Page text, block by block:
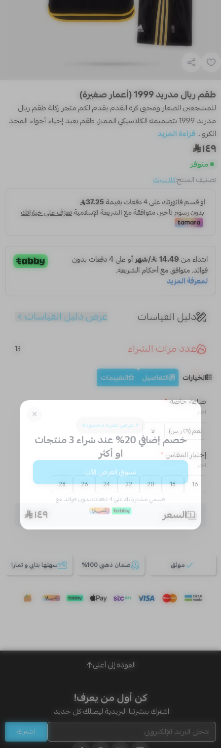
طقم ريال مدريد 1999 (أعمار صغيرة)
للمشجعين الصغار ومحبي كرة القدم يقدم لكم متجر ركلة طقم ريال
مدريد 1999 بتصميمه الكلاسيكي المميز، طقم يعيد إحياء أجواء المجد
الكرو...قراءة المزيد
١٤٩
متوفر
تصنيف المنتج:كلاسيك
دليل القياسات
عرض دليل القياسات
عدد مرات الشراء
13
الخيارات التفاصيل
التقييمات
طباعة خاصة*
اختر
نعم (٢٩ ر.س) لا
إختيار المقاس*
اختر
16
18
20
22
24
26
28
السعر ١٤٩
موثق ضمان ذهبي 100% سهلها بتابي و تمارا
العودة إلى أعلى
كن أول من يعرف!
اشترك بنشرتنا البريدية ليصلك كل جديد.
اشترك